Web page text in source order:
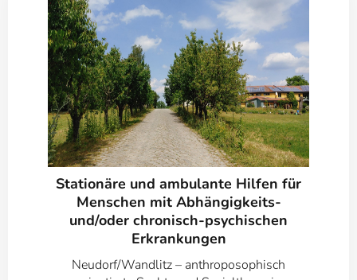
Stationäre und ambulante Hilfen für
Menschen mit Abhängigkeits-
und/oder chronisch-psychischen
Erkrankungen
Neudorf/Wandlitz – anthroposophisch